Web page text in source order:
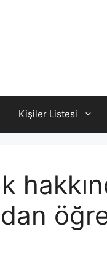
Kişiler Listesi